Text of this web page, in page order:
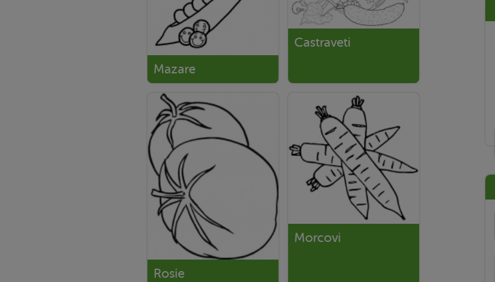
Mazare
Castraveti
Rosie
Morcovi